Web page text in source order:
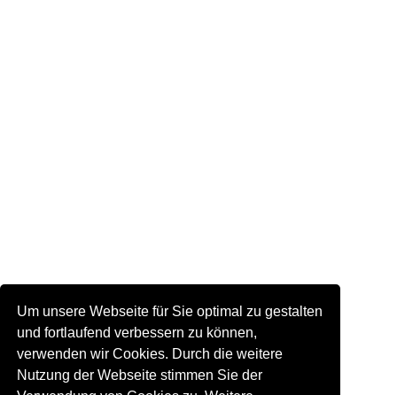
Um unsere Webseite für Sie optimal zu gestalten
und fortlaufend verbessern zu können,
verwenden wir Cookies. Durch die weitere
Nutzung der Webseite stimmen Sie der